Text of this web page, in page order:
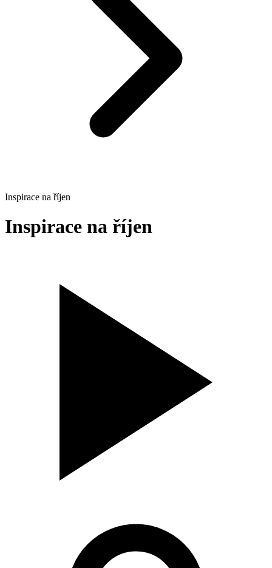
Inspirace na říjen
Inspirace na říjen